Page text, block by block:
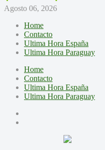
Agosto 06, 2026
Home
Contacto
Ultima Hora España
Ultima Hora Paraguay
Home
Contacto
Ultima Hora España
Ultima Hora Paraguay